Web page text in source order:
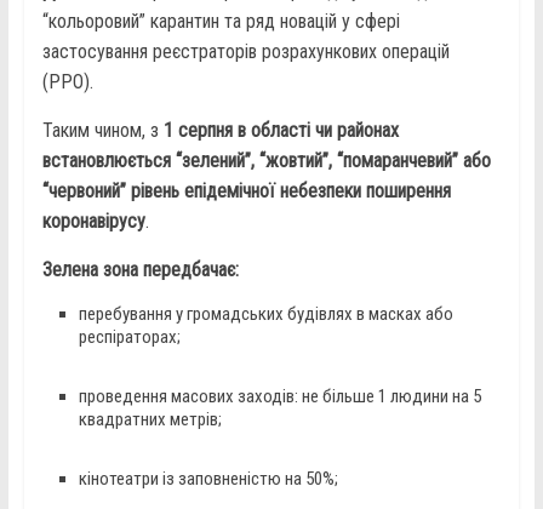
“кольоровий” карантин та ряд новацій у сфері
застосування реєстраторів розрахункових операцій
(РРО).
Таким чином, з 1 серпня в області чи районах
встановлюється “зелений”, “жовтий”, “помаранчевий” або
“червоний” рівень епідемічної небезпеки поширення
коронавірусу.
Зелена зона передбачає:
перебування у громадських будівлях в масках або
респіраторах;
проведення масових заходів: не більше 1 людини на 5
квадратних метрів;
кінотеатри із заповненістю на 50%;